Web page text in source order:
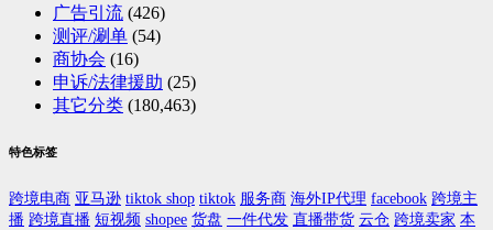
广告引流 (426)
测评/涮单 (54)
商协会 (16)
申诉/法律援助 (25)
其它分类 (180,463)
特色标签
跨境电商 亚马逊 tiktok shop tiktok 服务商 海外IP代理 facebook 跨境主
播 跨境直播 短视频 shopee 货盘 一件代发 直播带货 云仓 跨境卖家 本